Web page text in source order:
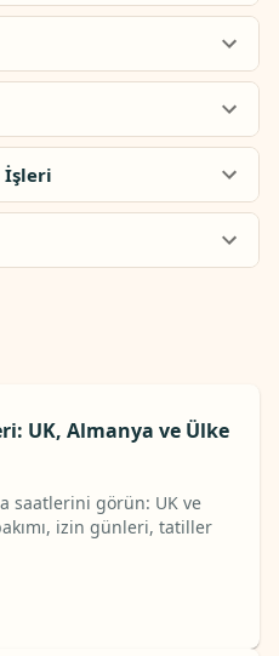
İşleri
UK, Almanya ve Ülke
saatlerini görün: UK ve
izin günleri, tatiller